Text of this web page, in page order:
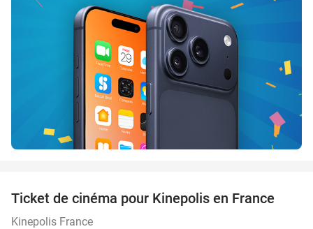
27%
OUT
Ticket de cinéma pour Kinepolis en France
Kinepolis France